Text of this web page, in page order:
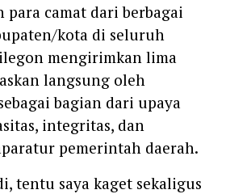
camat dari berbagai
kota di seluruh
mengirimkan lima
langsung oleh
bagian dari upaya
integritas, dan
pemerintah daerah.
tentu saya kaget sekaligus